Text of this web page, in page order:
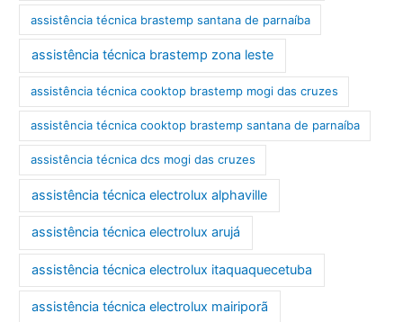
assistência técnica brastemp santana de parnaíba
assistência técnica brastemp zona leste
assistência técnica cooktop brastemp mogi das cruzes
assistência técnica cooktop brastemp santana de parnaíba
assistência técnica dcs mogi das cruzes
assistência técnica electrolux alphaville
assistência técnica electrolux arujá
assistência técnica electrolux itaquaquecetuba
assistência técnica electrolux mairiporã